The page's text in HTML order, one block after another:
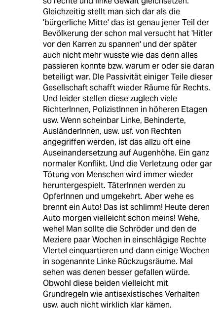
Gleichzeitig stellt man sich dar als die
'bürgerliche Mitte' das ist genau jener Teil der
Bevölkerung der schon mal versucht hat 'Hitler
vor den Karren zu spannen' und der später
auch nicht mehr wusste wie das denn alles
passieren konnte bzw. warum er oder sie daran
beteiligt war. DIe Passivität einiger Teile dieser
Gesellschaft schafft wieder Räume für Rechts.
Und leider stellen diese zuglech viele
RichterInnen, PolizistInnen in höheren Etagen
usw. Wenn scheinbar Linke, Behinderte,
AusländerInnen, usw. usf. von Rechten
angegriffen werden, ist das allzu oft eine
Auseinandersetzung auf Augenhöhe. Ein ganz
normaler Konflikt. Und die Verletzung oder gar
Tötung von Menschen wird immer wieder
heruntergespielt. TäterInnen werden zu
OpferInnen und umgekehrt. Aber wehe es
brennt ein Auto! Das ist schlimm! Heute deren
Auto morgen vielleicht schon meins! Wehe,
wehe! Man sollte die Schröder und den de
Meziere paar Wochen in einschlägige Rechte
VIertel einquartieren und dann einige Wochen
in sogenannte Linke Rückzugsräume. Mal
sehen was denen besser gefallen würde.
Obwohl diese beiden vielleicht mit
Grundregeln wie antisexistisches Verhalten
usw. auch nicht wirklich klar kämen.